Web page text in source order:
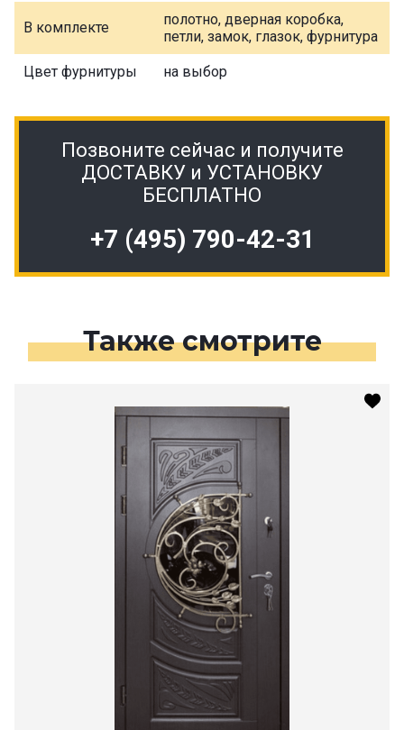
В комплекте
полотно, дверная коробка,
петли, замок, глазок, фурнитура
Цвет фурнитуры на выбор
Позвоните сейчас и получите
ДОСТАВКУ и УСТАНОВКУ
БЕСПЛАТНО
+7 (495) 790-42-31
Также смотрите